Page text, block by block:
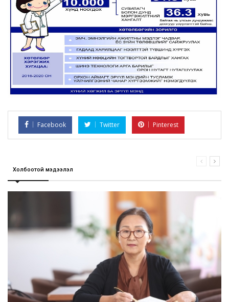
Facebook Twitter Pinterest
Холбоотой мэдээлэл